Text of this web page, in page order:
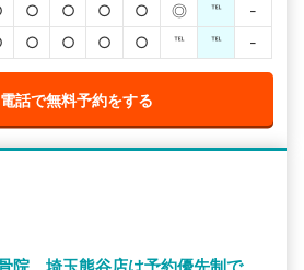
○ ○ ○ ○ ◎ ℡
-
○ ○ ○ ○ ℡ ℡ -
電話で無料予約をする